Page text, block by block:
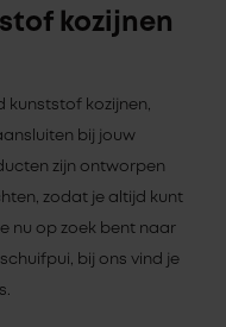
kozijnen
kunststof kozijnen,
bij jouw
zijn ontworpen
zodat je altijd kunt
nu op zoek bent naar
bij ons vind je